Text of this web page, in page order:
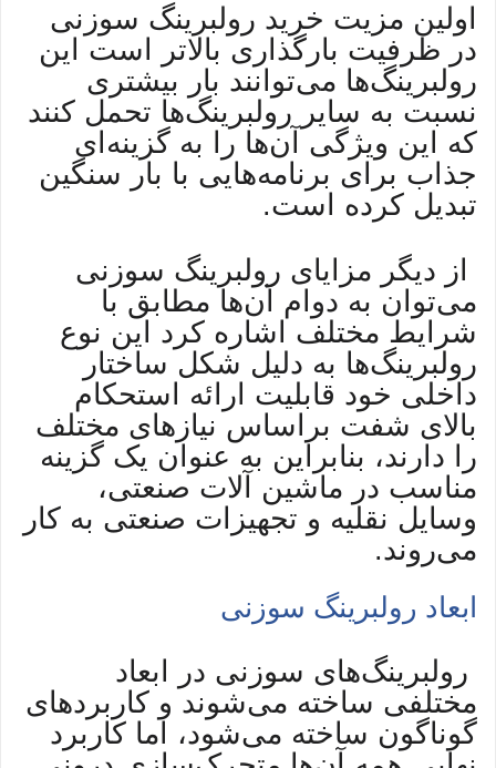
اولین مزیت خرید رولبرینگ سوزنی
در ظرفیت بارگذاری بالاتر است این
رولبرینگ‌ها می‌توانند بار بیشتری
نسبت به سایر رولبرینگ‌ها تحمل کنند
که این ویژگی آن‌ها را به گزینه‌ای
جذاب برای برنامه‌هایی با بار سنگین
تبدیل کرده است.
از دیگر مزایای رولبرینگ سوزنی
می‌توان به دوام آن‌ها مطابق با
شرایط مختلف اشاره کرد این نوع
رولبرینگ‌ها به دلیل شکل ساختار
داخلی خود قابلیت ارائه استحکام
بالای شفت براساس نیازهای مختلف
را دارند، بنابراین به عنوان یک گزینه
مناسب در ماشین آلات صنعتی،
وسایل نقلیه و تجهیزات صنعتی به کار
می‌روند.
ابعاد رولبرینگ سوزنی
رولبرینگ‌های سوزنی در ابعاد
مختلفی ساخته می‌شوند و کاربردهای
گوناگون ساخته می‌شود، اما کاربرد